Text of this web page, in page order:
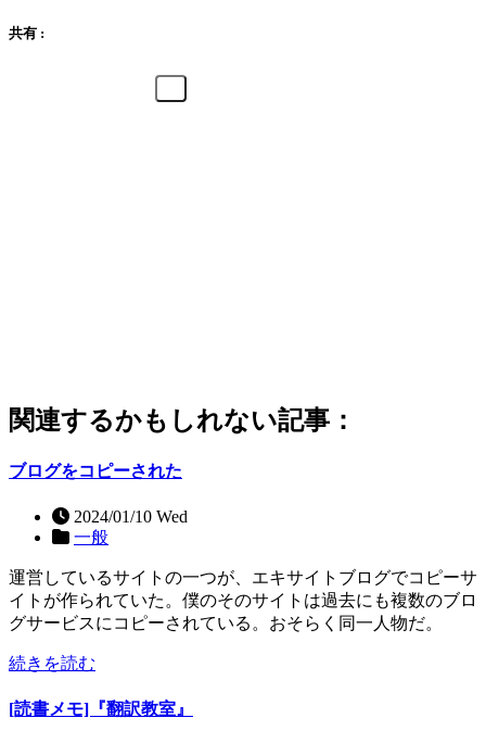
共有 :
関連するかもしれない記事：
ブログをコピーされた
2024/01/10 Wed
一般
運営しているサイトの一つが、エキサイトブログでコピーサ
イトが作られていた。僕のそのサイトは過去にも複数のブロ
グサービスにコピーされている。おそらく同一人物だ。
続きを読む
[読書メモ]『翻訳教室』